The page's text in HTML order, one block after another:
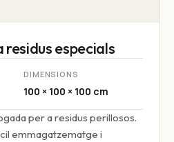
residus especials
DIMENSIONS
100 × 100 × 100 cm
per a residus perillosos.
emmagatzematge i